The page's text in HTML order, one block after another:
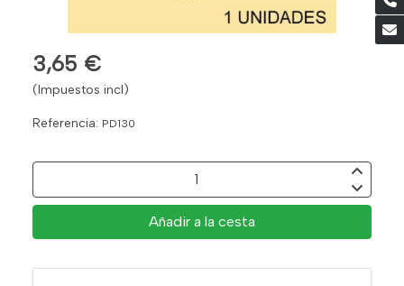
3,65 €
(Impuestos incl)
Referencia: PD130
Añadir a la cesta